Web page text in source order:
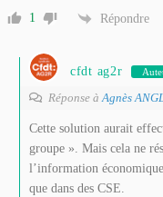
1 Répondre
cfdt ag2r
Réponse àAgnès
Cette solution aurait
groupe ». Mais cela ne
l’information
que dans des CSE.